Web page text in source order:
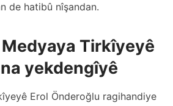
de hatibû nîşandan.
Tirkîyeyê
yekdengîyê
Erol Önderoğlu ragihandiye